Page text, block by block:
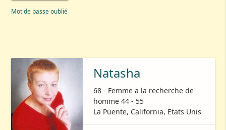
Mot de passe oublié
Natasha
68 - Femme a la recherche de
homme 44 - 55
La Puente, California, Etats Unis